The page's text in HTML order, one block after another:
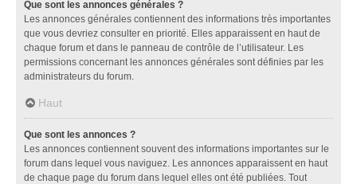
Que sont les annonces générales ?
Les annonces générales contiennent des informations très importantes
que vous devriez consulter en priorité. Elles apparaissent en haut de
chaque forum et dans le panneau de contrôle de l’utilisateur. Les
permissions concernant les annonces générales sont définies par les
administrateurs du forum.
Haut
Que sont les annonces ?
Les annonces contiennent souvent des informations importantes sur le
forum dans lequel vous naviguez. Les annonces apparaissent en haut
de chaque page du forum dans lequel elles ont été publiées. Tout